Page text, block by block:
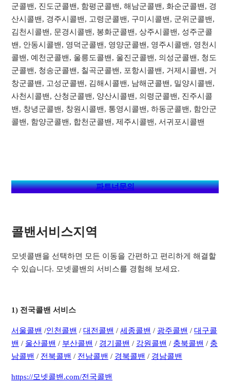
군콜밴, 진도군콜밴, 함평군콜밴, 해남군콜밴, 화순군콜밴, 경
산시콜밴, 경주시콜밴, 고령군콜밴, 구미시콜밴, 군위군콜밴,
김천시콜밴, 문경시콜밴, 봉화군콜밴, 상주시콜밴, 성주군콜
밴, 안동시콜밴, 영덕군콜밴, 영양군콜밴, 영주시콜밴, 영천시
콜밴, 예천군콜밴, 울릉도콜밴, 울진군콜밴, 의성군콜밴, 청도
군콜밴, 청송군콜밴, 칠곡군콜밴, 포항시콜밴, 거제시콜밴, 거
창군콜밴, 고성군콜밴, 김해시콜밴, 남해군콜밴, 밀양시콜밴,
사천시콜밴, 산청군콜밴, 양산시콜밴, 의령군콜밴, 진주시콜
밴, 창녕군콜밴, 창원시콜밴, 통영시콜밴, 하동군콜밴, 함안군
콜밴, 함양군콜밴, 합천군콜밴, 제주시콜밴, 서귀포시콜밴
파트너문의
콜밴서비스지역​
모넷콜밴을 선택하면 모든 이동을 간편하고 편리하게 해결할
수 있습니다. 모넷콜밴의 서비스를 경험해 보세요.
1) 전국콜밴 서비스
서 울콜밴 /인천콜밴 /대전콜밴 /세종콜밴 / 광주콜밴 /대구콜
밴 / 울산콜밴 / 부산콜밴 / 경기콜밴 / 강원콜밴 / 충북콜밴 / 충
남콜밴 / 전북콜밴 / 전남콜밴 / 경북콜밴 / 경남콜밴
https://모넷콜밴.com/전국콜밴